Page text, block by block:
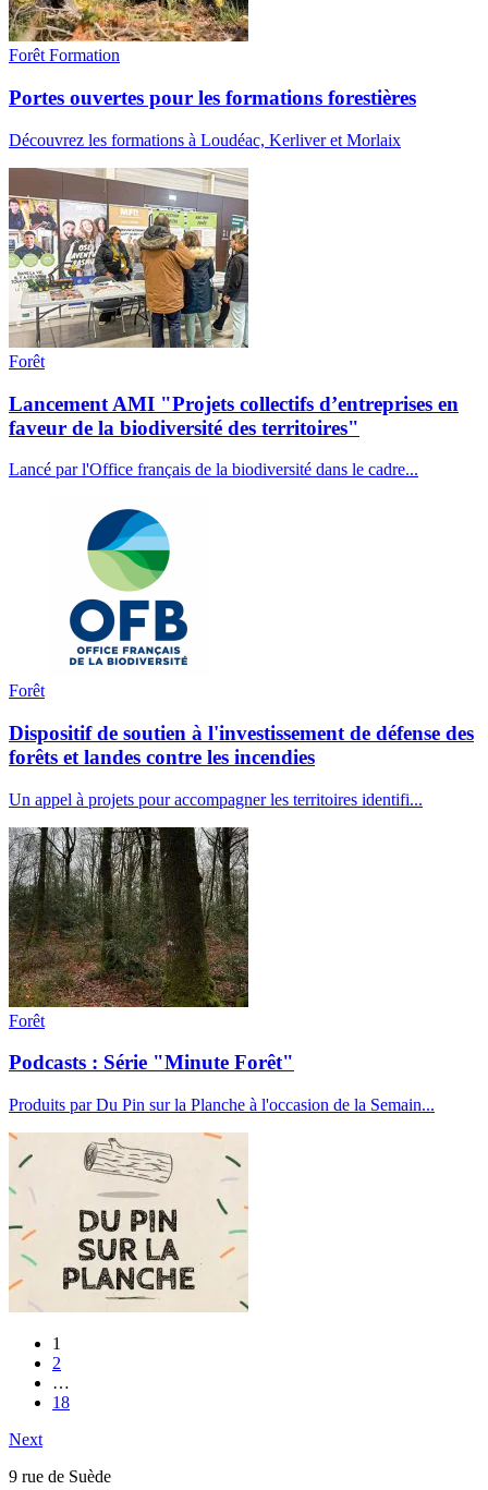
Forêt Formation
Portes ouvertes pour les formations forestières
Découvrez les formations à Loudéac, Kerliver et Morlaix
Forêt
Lancement AMI "Projets collectifs d’entreprises en
faveur de la biodiversité des territoires"
Lancé par l'Office français de la biodiversité dans le cadre...
Forêt
Dispositif de soutien à l'investissement de défense des
forêts et landes contre les incendies
Un appel à projets pour accompagner les territoires identifi...
Forêt
Podcasts : Série "Minute Forêt"
Produits par Du Pin sur la Planche à l'occasion de la Semain...
1
2
…
18
Next
9 rue de Suède